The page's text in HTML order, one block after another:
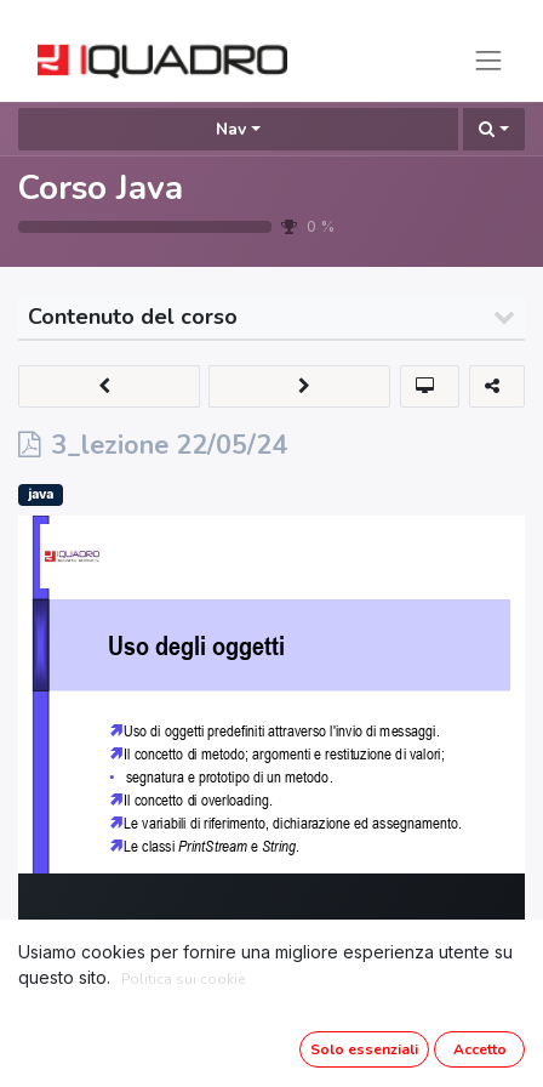
Nav
Corso Java
0 %
Contenuto del corso
3_lezione 22/05/24
java
Usiamo cookies per fornire una migliore esperienza utente su
questo sito.
Politica sui cookie
Solo essenziali Accetto